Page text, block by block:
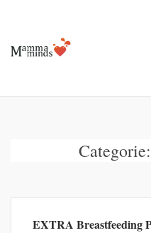
de
inhoud
Categorie:
EXTRA Breastfeeding